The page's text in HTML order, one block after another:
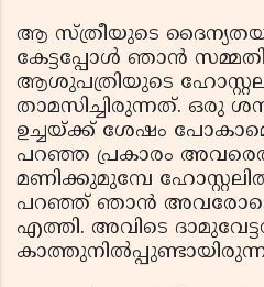
ആ സ്ത്രീയുടെ
കേട്ടപ്പോള്‍ ഞാന്‍
ആശുപത്രിയുടെ
താമസിച്ചിരുന്നത്. ഒരു
ഉച്ചയ്ക്ക് ശേഷം
പറഞ്ഞ പ്രകാരം
മണിക്കുമുമ്പേ
പറഞ്ഞ് ഞാന്‍
എത്തി. അവിടെ